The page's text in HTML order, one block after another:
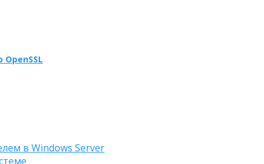
в Windows Server